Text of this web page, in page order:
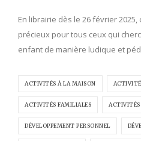
En librairie dès le 26 février
précieux pour tous ceux qui
enfant de manière ludique et
ACTIVITÉS À LA MAISON
ACTIVITÉS FAMILIALES ACTIVITÉS
DÉVELOPPEMENT PERSONNEL